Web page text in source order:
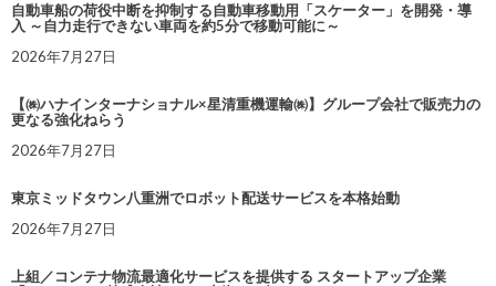
自動車船の荷役中断を抑制する自動車移動用「スケーター」を開発・導
入 ～自力走行できない車両を約5分で移動可能に～
2026年7月27日
【㈱ハナインターナショナル×星清重機運輸㈱】グループ会社で販売力の
更なる強化ねらう
2026年7月27日
東京ミッドタウン八重洲でロボット配送サービスを本格始動
2026年7月27日
上組／コンテナ物流最適化サービスを提供する スタートアップ企業